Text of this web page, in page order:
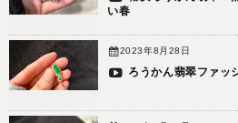
い春
2023年8月28日
ろうかん翡翠ファッ